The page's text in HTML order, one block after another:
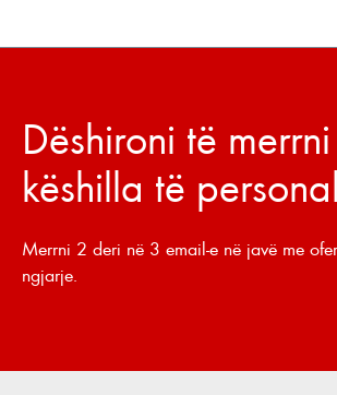
Dëshironi të
këshilla të
Merrni 2 deri në 3 email-e në javë me
ngjarje.